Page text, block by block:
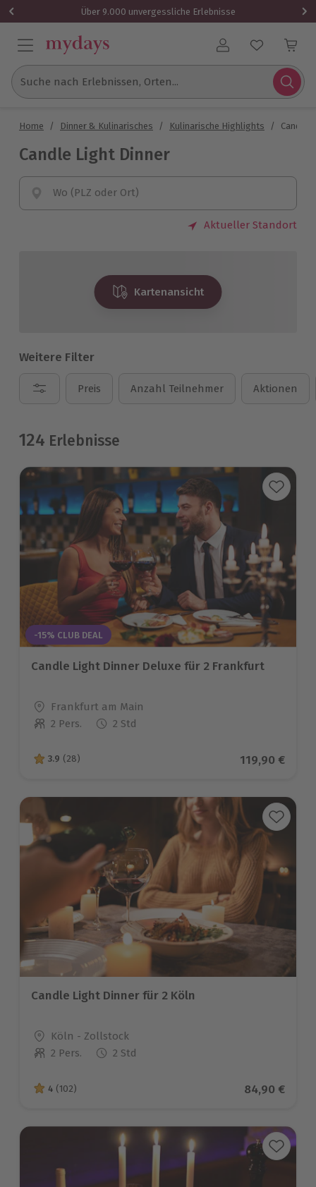
Über 9.000 unvergessliche Erlebnisse
Benutzerkonto
Suche nach Erlebnissen, Orten...
Home / Dinner & Kulinarisches / Kulinarische Highlights / Candle
Candle Light Dinner
Wo (PLZ oder Ort)
Aktueller Standort
Kartenansicht
Weitere Filter
Preis Anzahl Teilnehmer Aktionen
124 Erlebnisse
-15% CLUB DEAL
Candle Light Dinner Deluxe für 2 Frankfurt
Standort
Frankfurt am Main
Anzahl der Teilnehmer
2 Pers. 2 Std
3.9 von 5 Sternen basierend auf 28 Bewertungen
3.9 (28) Aktueller
119,90 €
Candle Light Dinner für 2 Köln
Standort
Köln - Zollstock
Anzahl der Teilnehmer
2 Pers. 2 Std
4 von 5 Sternen basierend auf 102 Bewertungen
4 (102) Aktueller
84,90 €